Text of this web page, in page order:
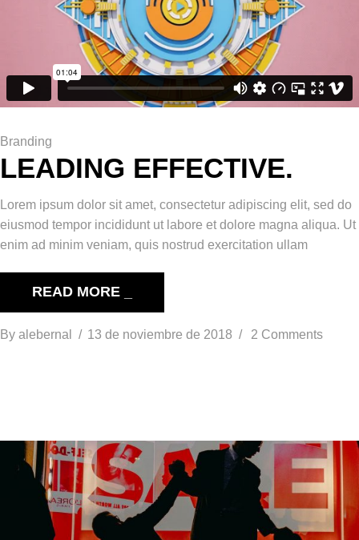
Branding
LEADING EFFECTIVE.
Lorem ipsum dolor sit amet, consectetur adipiscing elit, sed do
eiusmod tempor incididunt ut labore et dolore magna aliqua. Ut
enim ad minim veniam, quis nostrud exercitation ullam
READ MORE _
By alebernal 13 de noviembre de 2018 2 Comments